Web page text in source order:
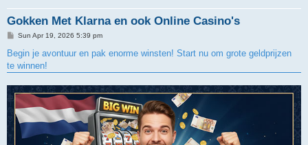
Gokken Met Klarna en ook Online Casino's
P
s
Sun Apr 19, 2026 5:39 pm
Begin je avontuur en pak enorme winsten! Start nu om grote geldprijzen
te winnen!